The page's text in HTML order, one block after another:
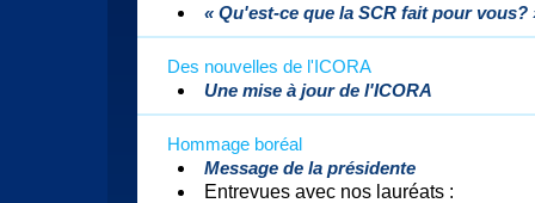
« Qu'est-ce que la SCR fait pour vous?
Des nouvelles de l'ICORA
Une mise à jour de l'ICORA
Hommage boréal
Message de la présidente
Entrevues avec nos lauréats :